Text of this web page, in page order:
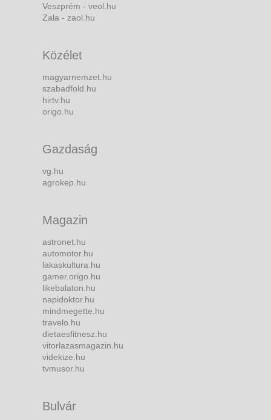
Veszprém - veol.hu
Zala - zaol.hu
Közélet
magyarnemzet.hu
szabadfold.hu
hirtv.hu
origo.hu
Gazdaság
vg.hu
agrokep.hu
Magazin
astronet.hu
automotor.hu
lakaskultura.hu
gamer.origo.hu
likebalaton.hu
napidoktor.hu
mindmegette.hu
travelo.hu
dietaesfitnesz.hu
vitorlazasmagazin.hu
videkize.hu
tvmusor.hu
Bulvár